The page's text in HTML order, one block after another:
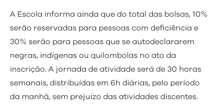
A Escola informa ainda que do total das bolsas, 10%
serão reservadas para pessoas com deficiência e
30% serão para pessoas que se autodeclararem
negras, indígenas ou quilombolas no ato da
inscrição. A jornada de atividade será de 30 horas
semanais, distribuídas em 6h diárias, pelo período
da manhã, sem prejuízo das atividades discentes.